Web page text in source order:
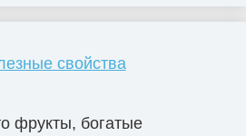
свойства
фрукты, богатые